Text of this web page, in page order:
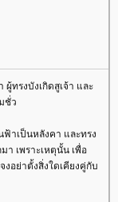
ผู้ทรงบังเกิดสูเจ้า และ
ชั่ว
าเป็นหลังคา และทรง
า เพราะเหตุนั้น เพื่อ
งอย่าตั้งสิ่งใดเคียงคู่กับ